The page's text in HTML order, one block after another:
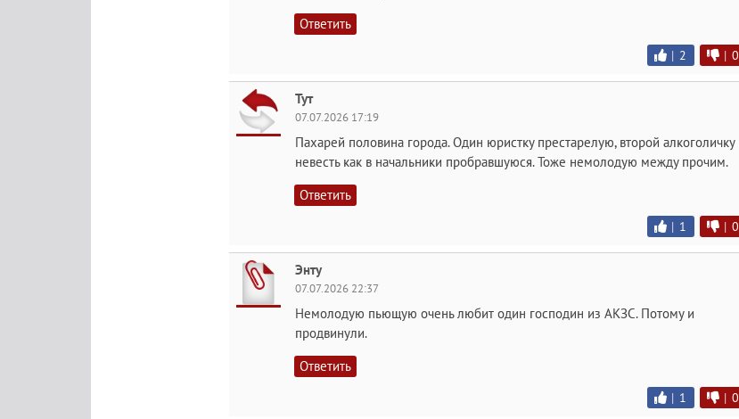
Ответить
| 2 | 0
Тут
07.07.2026 17:19
Пахарей половина города. Один юристку престарелую, второй алкоголичку
невесть как в начальники пробравшуюся. Тоже немолодую между прочим.
Ответить
| 1 | 0
Энту
07.07.2026 22:37
Немолодую пьющую очень любит один господин из АКЗС. Потому и
продвинули.
Ответить
| 1 | 0